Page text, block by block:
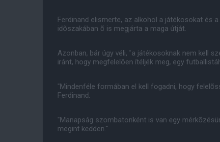
Ferdinand elismerte, az alkohol a játékosokat és
idõszakában õ is megjárta a maga útját.
Azonban, bár úgy véli, "a játékosoknak nem kell
iránt, hogy megfelelõen ítéljék meg, egy
"Mindenféle formában el kell fogadni, hogy
Ferdinand.
"Manapság szombatonként is van egy
megint kedden."